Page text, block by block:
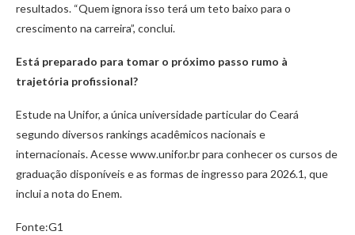
resultados. “Quem ignora isso terá um teto baixo para o
crescimento na carreira”, conclui.
Está preparado para tomar o próximo passo rumo à
trajetória profissional?
Estude na Unifor, a única universidade particular do Ceará
segundo diversos rankings acadêmicos nacionais e
internacionais. Acesse www.unifor.br para conhecer os cursos de
graduação disponíveis e as formas de ingresso para 2026.1, que
inclui a nota do Enem.
Fonte:G1